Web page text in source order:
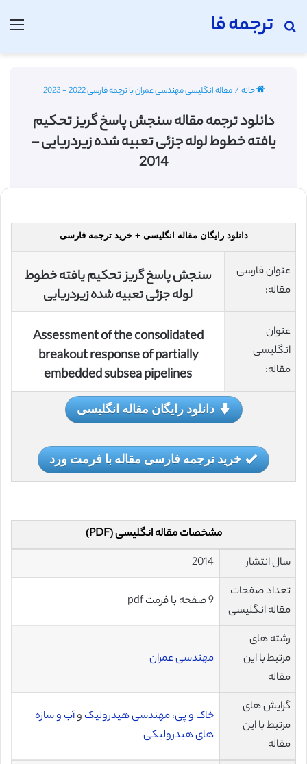
ترجمه فا
جستجو برای
خانه/مقاله انگلیسی مهندسی عمران با ترجمه فارسی 2022 - 2023
دانلود ترجمه مقاله سنجش پاسخ گریز تحکیم
یافته خطوط لوله جزئی تعبیه شده زیردریایی –
2014
دانلود رایگان مقاله انگلیسی + خرید ترجمه فارسی
عنوان فارسی
مقاله:
سنجش پاسخ گریز تحکیم یافته خطوط
لوله جزئی تعبیه شده زیردریایی
عنوان
انگلیسی
مقاله:
Assessment of the consolidated
breakout response of partially
embedded subsea pipelines
دانلود رایگان مقاله انگلیسی
خرید ترجمه فارسی مقاله با فرمت ورد
مشخصات مقاله انگلیسی (PDF)
سال انتشار
2014
تعداد صفحات
مقاله انگلیسی
9 صفحه با فرمت pdf
رشته های
مرتبط با این
مقاله
مهندسی عمران
گرایش های
مرتبط با این
مقاله
خاک و پی،مهندسی هیدرولیک وآب و سازه
های هیدرولیکی